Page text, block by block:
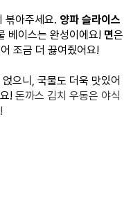
볶아주세요. 양파 슬라이스
베이스는 완성이에요! 면은
조금 더 끓여줬어요!
으니, 국물도 더욱 맛있어
! 돈까스 김치 우동은 야식